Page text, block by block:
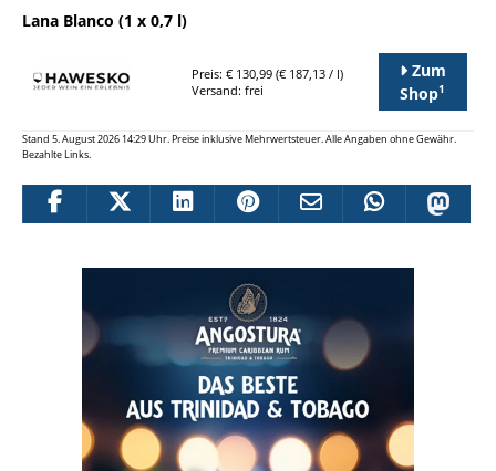
Lana Blanco (1 x 0,7 l)
Preis: € 130,99 (€ 187,13 / l)
Versand: frei
Zum
Shop1
Stand 5. August 2026 14:29 Uhr. Preise inklusive Mehrwertsteuer. Alle Angaben ohne Gewähr.
Bezahlte Links.